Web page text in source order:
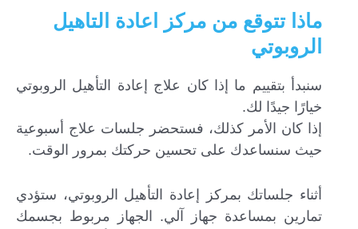
ماذا تتوقع من مركز اعادة التاهيل
الروبوتي
سنبدأ بتقييم ما إذا كان علاج إعادة التأهيل الروبوتي
خيارًا جيدًا لك.
إذا كان الأمر كذلك، فستحضر جلسات علاج أسبوعية
حيث سنساعدك على تحسين حركتك بمرور الوقت.
أثناء جلساتك بمركز إعادة التأهيل الروبوتي، ستؤدي
تمارين بمساعدة جهاز آلي. الجهاز مربوط بجسمك